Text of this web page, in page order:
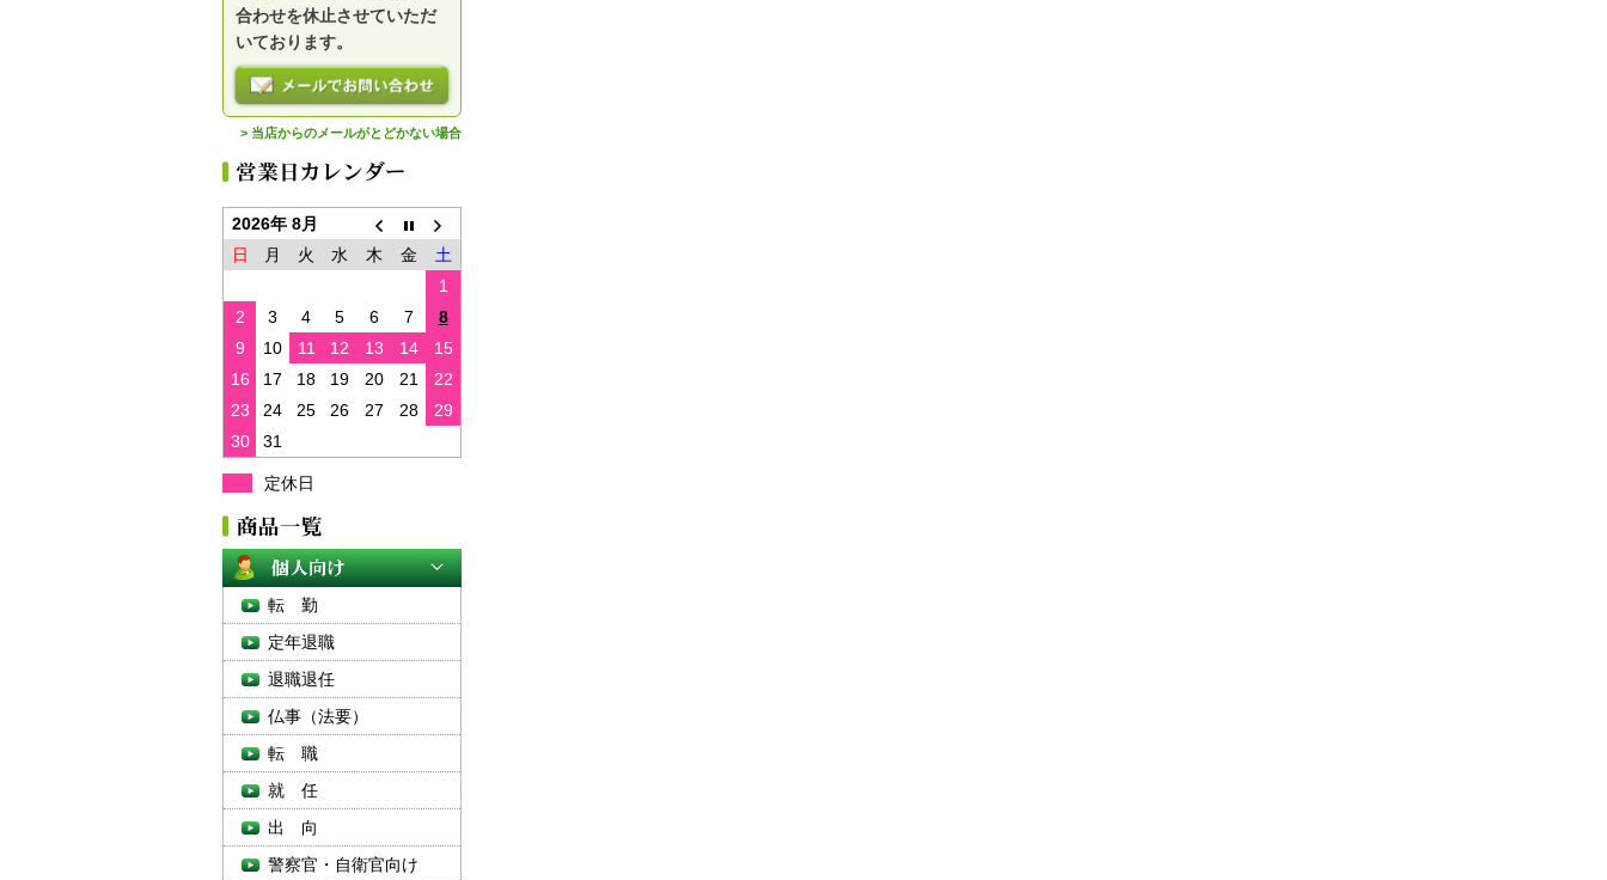
合わせを休止させていただ
いております。
> 当店からのメールがとどかない場合
2026年 8月
日
月 火 水 木 金
土
1
2
3 4 5 6 7
8
9
10 11 12 13 14
15
16
17 18 19 20 21
22
23
24 25 26 27 28
29
30
31
定休日
転 勤
定年退職
退職退任
仏事（法要）
転 職
就 任
出 向
警察官・自衛官向け